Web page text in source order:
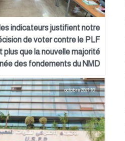
indicateurs justifient notre
de voter contre le PLF
plus que la nouvelle majorité
des fondements du NMD
10 octobre 2021